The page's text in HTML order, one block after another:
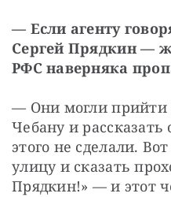
— Если агенту
Сергей Прядкин —
РФС наверняка
— Они могли прийти
Чебану и
этого не сделали.
улицу и сказать
Прядкин!» — и этот